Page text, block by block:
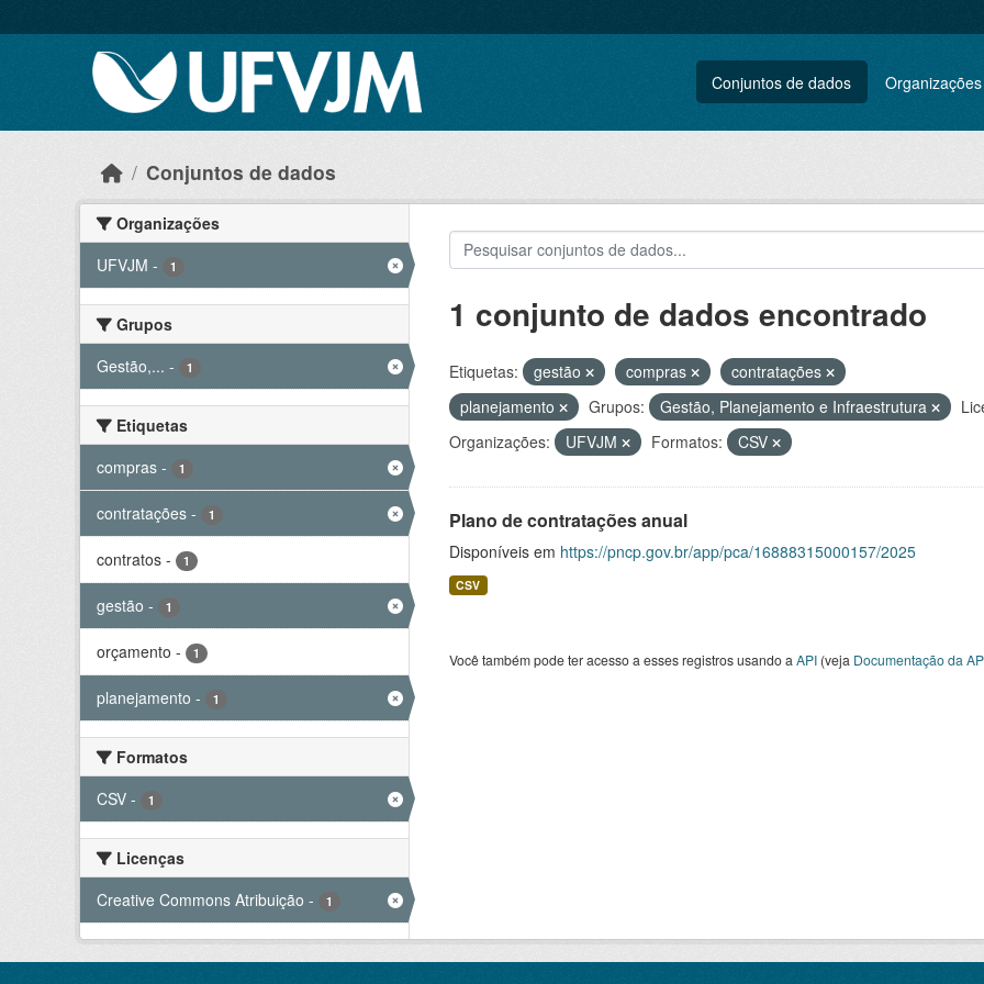
Conjuntos de dados Organizações
Conjuntos de dados
Organizações
UFVJM - 1
Grupos
Gestão,... - 1
Etiquetas
compras - 1
contratações - 1
contratos - 1
gestão - 1
orçamento - 1
planejamento - 1
Formatos
CSV - 1
Licenças
Creative Commons Atribuição - 1
1 conjunto de dados encontrado
Etiquetas: gestão compras
contratações
planejamento
Grupos: Gestão, Planejamento e Infraestrutura
Organizações:
UFVJM Formatos: CSV
Plano de contratações anual
Disponíveis em https://pncp.gov.br/app/pca/16888315000157/2025
CSV
Você também pode ter acesso a esses registros usando a API(veja Documentação da